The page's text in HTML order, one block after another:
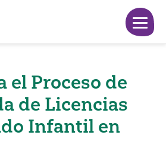
el Proceso de
de Licencias
Infantil en